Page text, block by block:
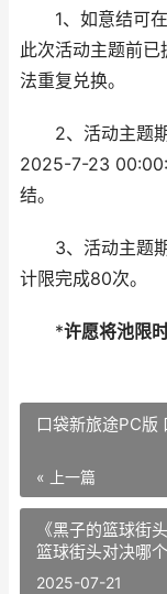
1、如意结可在
此次活动主题前
法重复兑换。
2、活动主题期
2025-7-23
结。
3、活动主题期
计限完成80次。
*许愿将池限
口袋新旅途PC版
« 上一篇
《黑子的篮球街
篮球街头对决哪
2025-07-21